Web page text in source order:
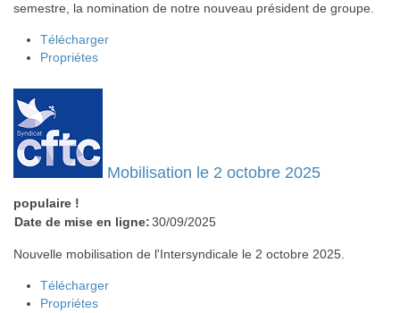
semestre, la nomination de notre nouveau président de groupe.
Télécharger
Propriétes
Mobilisation le 2 octobre 2025
populaire !
Date de mise en ligne:30/09/2025
Nouvelle mobilisation de l'Intersyndicale le 2 octobre 2025.
Télécharger
Propriétes